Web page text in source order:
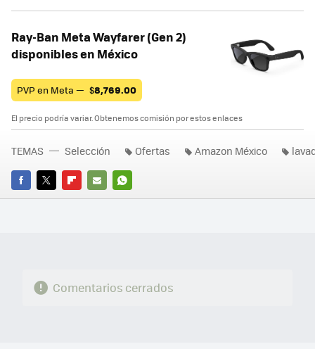
Ray-Ban Meta Wayfarer (Gen 2)
disponibles en México
PVP en Meta — $8,769.00
El precio podría variar. Obtenemos comisión por estos enlaces
FACEBOOK
TWITTERFLIPBOARD
E-
WHATSAPP
TEMAS Selección Ofertas Amazon México
Comentarios cerrados